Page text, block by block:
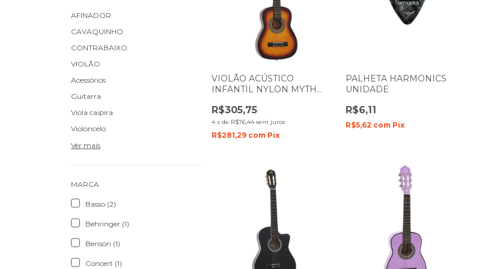
AFINADOR
CAVAQUINHO
CONTRABAIXO
VIOLÃO
Acessórios
Guitarra
Viola caipira
Violoncelo
Ver mais
MARCA
Basso (2)
Behringer (1)
Benson (1)
Concert (1)
VIOLÃO ACÚSTICO
INFANTIL NYLON MYTH
SUNBURST 1097
R$305,75
4 xde R$76,44 sem juros
R$281,29 com Pix
PALHETA HARMONICS
UNIDADE
R$6,11
R$5,62 com Pix